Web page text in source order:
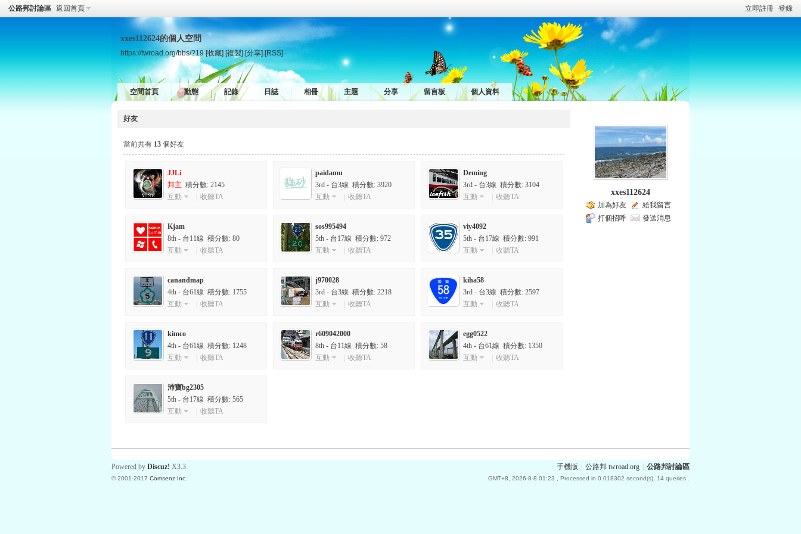
立即註冊 登錄
公路邦討論區 返回首頁
xxes112624的個人空間
https://twroad.org/bbs/?19 [收藏] [複製] [分享] [RSS]
空間首頁 動態 記錄 日誌 相冊 主題 分享 留言板 個人資料
好友
當前共有 13 個好友
JJLi
邦主 積分數: 2145
互動
收聽TA
paidamu
3rd - 台3線 積分數: 3920
互動
收聽TA
Deming
3rd - 台3線 積分數: 3104
互動
收聽TA
Kjam
8th - 台11線 積分數: 80
互動
收聽TA
sos995494
5th - 台17線 積分數: 972
互動
收聽TA
viy4092
5th - 台17線 積分數: 991
互動
收聽TA
canandmap
4th - 台61線 積分數: 1755
互動
收聽TA
j970028
3rd - 台3線 積分數: 2218
互動
收聽TA
kiha58
3rd - 台3線 積分數: 2597
互動
收聽TA
kimco
4th - 台61線 積分數: 1248
互動
收聽TA
r609042000
8th - 台11線 積分數: 58
互動
收聽TA
egg0522
4th - 台61線 積分數: 1350
互動
收聽TA
沛寶bg2305
5th - 台17線 積分數: 565
互動
收聽TA
xxes112624
加為好友
給我留言
打個招呼
發送消息
手機版 公路邦 twroad.org 公路邦討論區
GMT+8, 2026-8-8 01:23 , Processed in 0.018302 second(s), 14 queries .
Powered by Discuz! X3.3
© 2001-2017 Comsenz Inc.